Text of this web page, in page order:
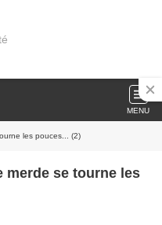
MENU
les pouces... (2)
merde se tourne les